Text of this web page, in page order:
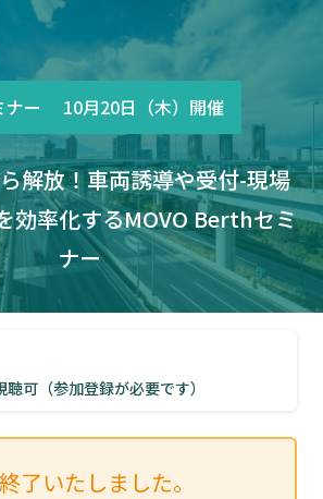
ナー 10月20日（木）開催
解放！車両誘導や受付-現場
効率化するMOVO Berthセミ
ナー
可（参加登録が必要です）
了いたしました。